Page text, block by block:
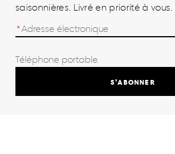
saisonnières. Livré en priorité à vous.
S’ABONNER